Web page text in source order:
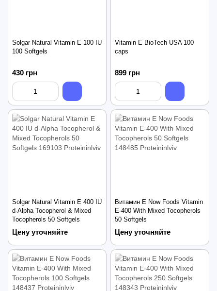
Solgar Natural Vitamin E 100 IU
100 Softgels
430 грн
Vitamin E BioTech USA 100
caps
899 грн
Solgar Natural Vitamin E 400 IU
d-Alpha Tocopherol & Mixed
Tocopherols 50 Softgels
Цену уточняйте
Витамин Е Now Foods Vitamin
E-400 With Mixed Tocopherols
50 Softgels
Цену уточняйте